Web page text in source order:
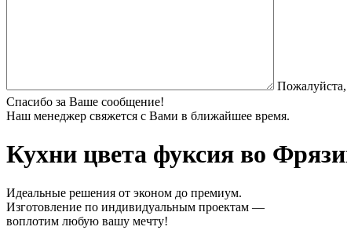
Спасибо за Ваше сообщение!
Наш менеджер свяжется с Вами в ближайшее время.
Кухни цвета фуксия во
Идеальные решения от эконом до премиум.
Изготовление по индивидуальным проектам —
воплотим любую вашу мечту!